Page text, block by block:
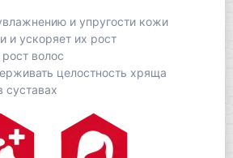
и упругости кожи
и ускоряет их рост
волос
целостность хряща
суставах